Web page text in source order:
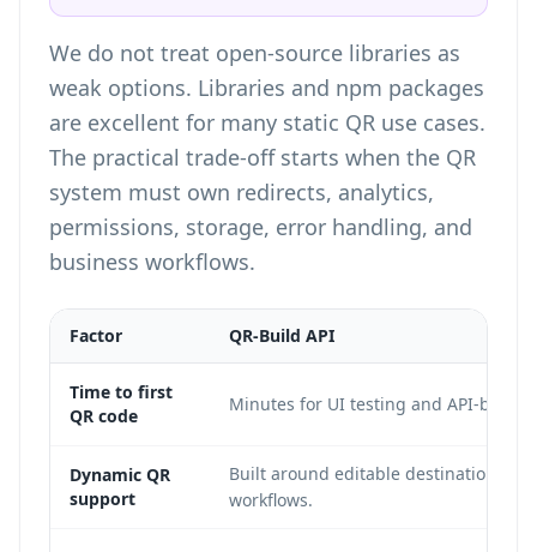
We do not treat open-source libraries as
weak options. Libraries and npm packages
are excellent for many static QR use cases.
The practical trade-off starts when the QR
system must own redirects, analytics,
permissions, storage, error handling, and
business workflows.
Factor QR-Build API
Time to first
QR code
Minutes for UI testing and API-
Dynamic QR
support
Built around editable destinations
workflows.